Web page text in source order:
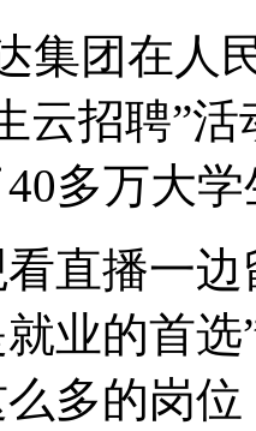
集团在人
云招聘”活
多万大
直播一
业的首选
多的岗位